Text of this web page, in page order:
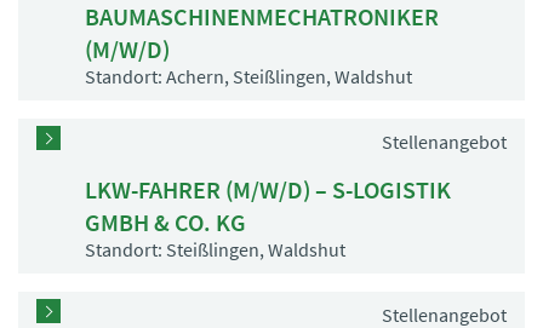
BAUMASCHINENMECHATRONIKER
(M/W/D)
Standort: Achern, Steißlingen, Waldshut
Stellenangebot
LKW-FAHRER (M/W/D) – S-LOGISTIK
GMBH & CO. KG
Standort: Steißlingen, Waldshut
Stellenangebot